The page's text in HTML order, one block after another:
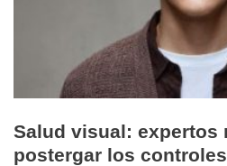
Salud visual: expertos
postergar los